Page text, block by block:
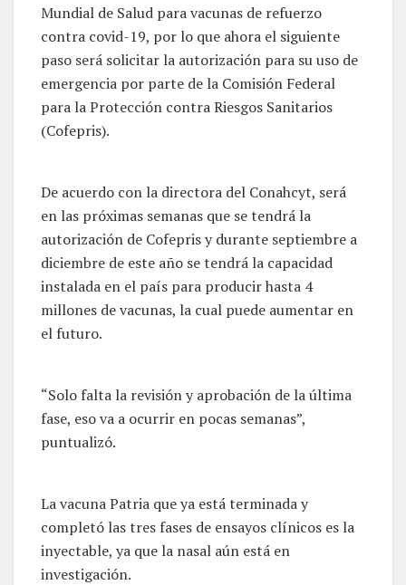
Mundial de Salud para vacunas de refuerzo
contra covid-19, por lo que ahora el siguiente
paso será solicitar la autorización para su uso de
emergencia por parte de la Comisión Federal
para la Protección contra Riesgos Sanitarios
(Cofepris).
De acuerdo con la directora del Conahcyt, será
en las próximas semanas que se tendrá la
autorización de Cofepris y durante septiembre a
diciembre de este año se tendrá la capacidad
instalada en el país para producir hasta 4
millones de vacunas, la cual puede aumentar en
el futuro.
“Solo falta la revisión y aprobación de la última
fase, eso va a ocurrir en pocas semanas”,
puntualizó.
La vacuna Patria que ya está terminada y
completó las tres fases de ensayos clínicos es la
inyectable, ya que la nasal aún está en
investigación.